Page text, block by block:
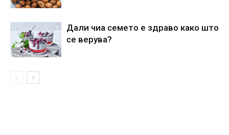
Дали чиа семето е здраво како што
се верува?